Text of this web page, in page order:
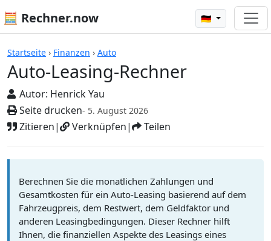
🧮 Rechner.now 🇩🇪
Startseite › Finanzen › Auto
Auto-Leasing-Rechner
Autor: Henrick Yau
Seite drucken- 5. August 2026
Zitieren| Verknüpfen| Teilen
Rechner
Berechnen Sie die monatlichen Zahlungen und
Gesamtkosten für ein Auto-Leasing basierend auf dem
Fahrzeugpreis, dem Restwert, dem Geldfaktor und
anderen Leasingbedingungen. Dieser Rechner hilft
Ihnen, die finanziellen Aspekte des Leasings eines